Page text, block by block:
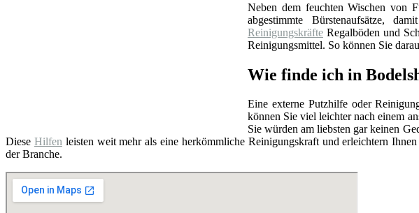
Neben dem feuchten Wischen von
abgestimmte Bürstenaufsätze,
Reinigungskräfte Regalböden und
Reinigungsmittel. So können Sie
Wie finde ich in
Eine externe Putzhilfe oder
können Sie viel leichter nach einem
Sie würden am liebsten gar keinen
Diese Hilfenleisten weit mehr als eine herkömmliche Reinigungskraft und erleichtern
der Branche.